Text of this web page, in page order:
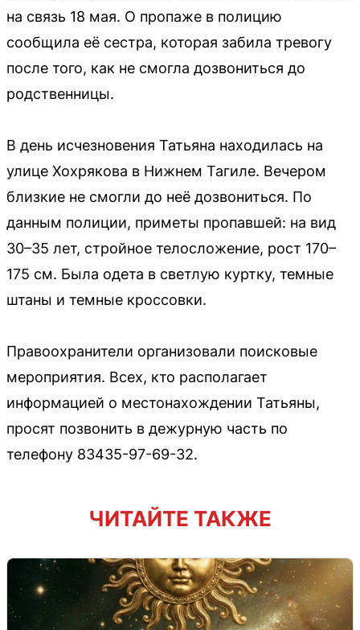
на связь 18 мая. О пропаже в полицию
сообщила её сестра, которая забила тревогу
после того, как не смогла дозвониться до
родственницы.
В день исчезновения Татьяна находилась на
улице Хохрякова в Нижнем Тагиле. Вечером
близкие не смогли до неё дозвониться. По
данным полиции, приметы пропавшей: на вид
30–35 лет, стройное телосложение, рост 170–
175 см. Была одета в светлую куртку, темные
штаны и темные кроссовки.
Правоохранители организовали поисковые
мероприятия. Всех, кто располагает
информацией о местонахождении Татьяны,
просят позвонить в дежурную часть по
телефону 83435-97-69-32.
ЧИТАЙТЕ ТАКЖЕ